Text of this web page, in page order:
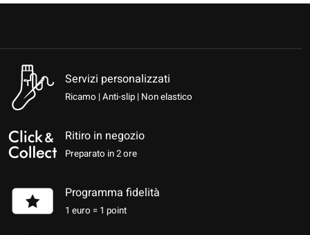
Servizi personalizzati
Ricamo | Anti-slip | Non elastico
Ritiro in negozio
Preparato in 2 ore
Programma fidelità
1 euro = 1 point